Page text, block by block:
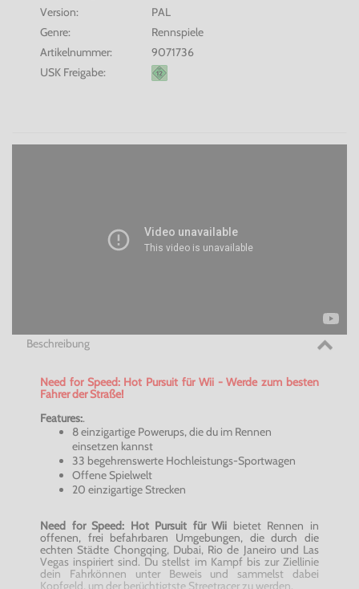
Version:
PAL
Genre:
Rennspiele
Artikelnummer:
9071736
USK Freigabe:
Beschreibung
Need for Speed: Hot Pursuit für Wii - Werde zum besten
Fahrer der Straße!
Features:.
8 einzigartige Powerups, die du im Rennen
einsetzen kannst
33 begehrenswerte Hochleistungs-Sportwagen
Offene Spielwelt
20 einzigartige Strecken
Need for Speed: Hot Pursuit für Wii bietet Rennen in
offenen, frei befahrbaren Umgebungen, die durch die
echten Städte Chongqing, Dubai, Rio de Janeiro und Las
Vegas inspiriert sind. Du stellst im Kampf bis zur Ziellinie
dein Fahrkönnen unter Beweis und sammelst dabei
Kopfgeld, um der berüchtigtste Streetracer zu werden.